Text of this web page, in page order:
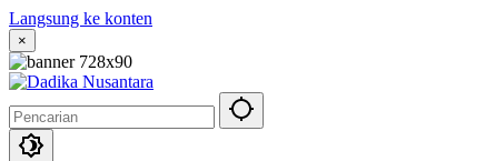
Langsung ke konten
×